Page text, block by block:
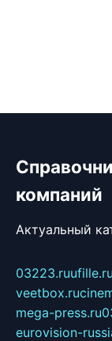
компаний
Актуальный
03223.ruufille.ru
veetbox.ru
mega-press.ru
eurovision-